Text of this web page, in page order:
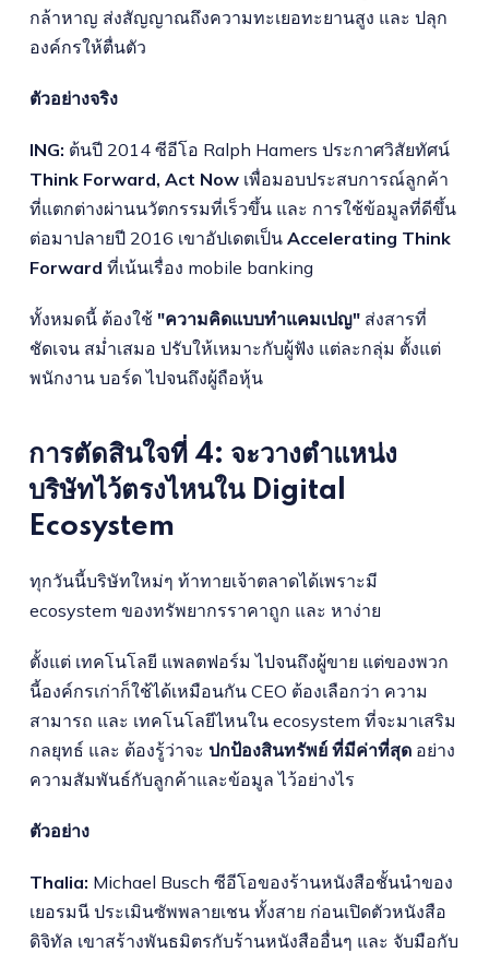
กล้าหาญ ส่งสัญญาณถึงความทะเยอทะยานสูง และ ปลุก
องค์กรให้ตื่นตัว
ตัวอย่างจริง
ING: ต้นปี 2014 ซีอีโอ Ralph Hamers ประกาศวิสัยทัศน์
Think Forward, Act Nowเพื่อมอบประสบการณ์ลูกค้า
ที่แตกต่างผ่านนวัตกรรมที่เร็วขึ้น และ การใช้ข้อมูลที่ดีขึ้น
ต่อมาปลายปี 2016 เขาอัปเดตเป็น Accelerating Think
Forward ที่เน้นเรื่อง mobile banking
ทั้งหมดนี้ ต้องใช้ "ความคิดแบบทำแคมเปญ"ส่งสารที่
ชัดเจน สม่ำเสมอ ปรับให้เหมาะกับผู้ฟัง แต่ละกลุ่ม ตั้งแต่
พนักงาน บอร์ด ไปจนถึงผู้ถือหุ้น
การตัดสินใจที่ 4: จะวางตำแหน่ง
บริษัทไว้ตรงไหนใน Digital
Ecosystem
ทุกวันนี้บริษัทใหม่ๆ ท้าทายเจ้าตลาดได้เพราะมี
ecosystem ของทรัพยากรราคาถูก และ หาง่าย
ตั้งแต่ เทคโนโลยี แพลตฟอร์ม ไปจนถึงผู้ขาย แต่ของพวก
นี้องค์กรเก่าก็ใช้ได้เหมือนกัน CEO ต้องเลือกว่า ความ
สามารถ และ เทคโนโลยีไหนใน ecosystem ที่จะมาเสริม
กลยุทธ์ และ ต้องรู้ว่าจะ ปกป้องสินทรัพย์ ที่มีค่าที่สุดอย่าง
ความสัมพันธ์กับลูกค้าและข้อมูล ไว้อย่างไร
ตัวอย่าง
Thalia: Michael Busch ซีอีโอของร้านหนังสือชั้นนำของ
เยอรมนี ประเมินซัพพลายเชน ทั้งสาย ก่อนเปิดตัวหนังสือ
ดิจิทัล เขาสร้างพันธมิตรกับร้านหนังสืออื่นๆ และ จับมือกับ